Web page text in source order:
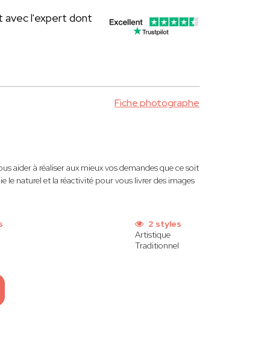
avec l'expert dont
Fiche photographe
aider à réaliser aux mieux vos demandes que ce soit
naturel et la réactivité pour vous livrer des images
2 styles
Artistique
Traditionnel